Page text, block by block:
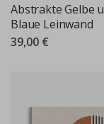
Abstrakte Gelbe
Blaue Leinwand
39,00 €